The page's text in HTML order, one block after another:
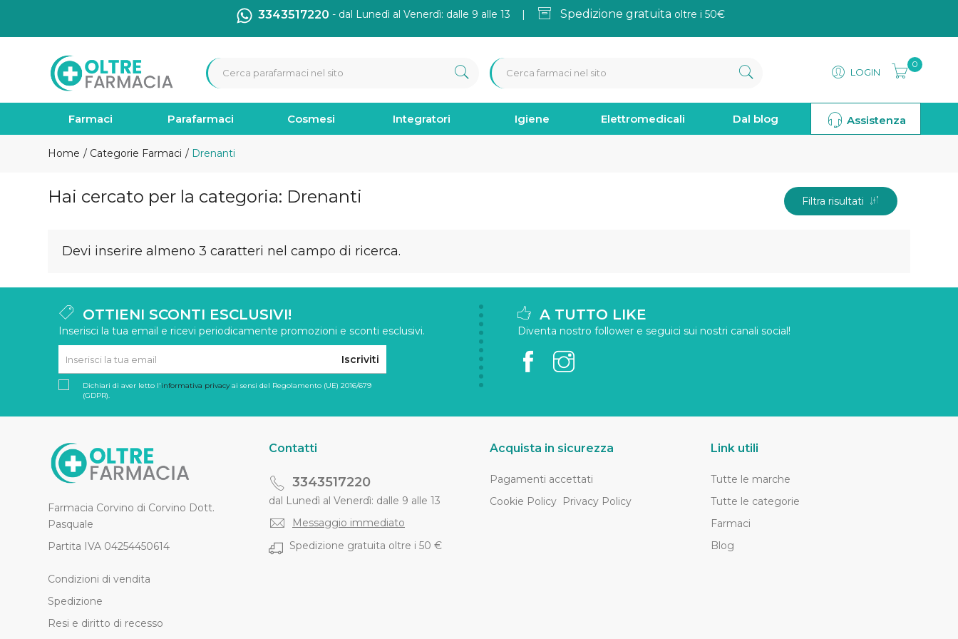
3343517220 - dal Lunedì al Venerdì: dalle 9 alle 13 | Spedizione gratuita oltre i 50€
LOGIN
0
Farmaci Parafarmaci Cosmesi Integratori Igiene Elettromedicali Dal blog Assistenza
Home Categorie Farmaci Drenanti
Hai cercato per la categoria: Drenanti Filtra risultati
Devi inserire almeno 3 caratteri nel campo di ricerca.
OTTIENI SCONTI ESCLUSIVI!
Inserisci la tua email e ricevi periodicamente promozioni e sconti esclusivi.
Iscriviti
Dichiari di aver letto l'informativa privacyai sensi del Regolamento (UE) 2016/679
(GDPR).
A TUTTO LIKE
Diventa nostro follower e seguici sui nostri canali social!
Farmacia Corvino di Corvino Dott.
Pasquale
Partita IVA 04254450614
Condizioni di vendita
Spedizione
Resi e diritto di recesso
Contatti
3343517220
dal Lunedì al Venerdì: dalle 9 alle 13
Messaggio immediato
Spedizione gratuita oltre i 50 €
Acquista in sicurezza
Pagamenti accettati
Cookie Policy Privacy Policy
Link utili
Tutte le marche
Tutte le categorie
Farmaci
Blog